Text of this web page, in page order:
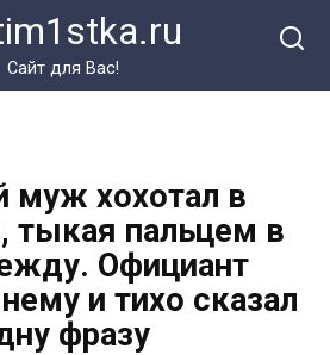
Сайт для Вас!
муж хохотал в
тыкая пальцем в
Официант
и тихо сказал
фразу